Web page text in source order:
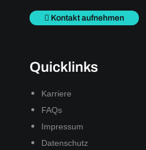
Kontakt aufnehmen
Quicklinks
Karriere
FAQs
Impressum
Datenschutz